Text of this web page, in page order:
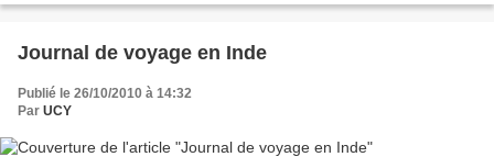
Journal de voyage en Inde
Publié le 26/10/2010 à 14:32
Par UCY